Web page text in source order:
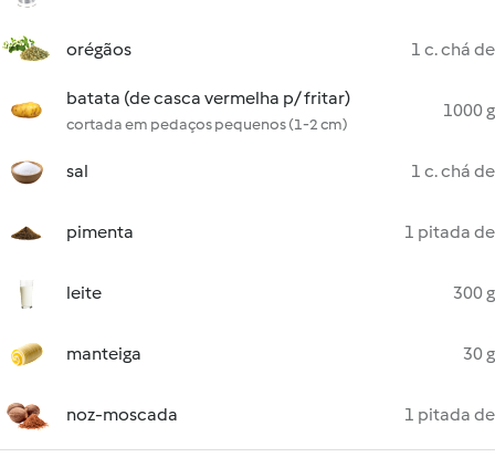
orégãos 1 c. chá de
batata (de casca vermelha p/ fritar)
cortada em pedaços pequenos (1-2 cm)
1000 g
sal 1 c. chá de
pimenta 1 pitada de
leite 300 g
manteiga 30 g
noz-moscada 1 pitada de